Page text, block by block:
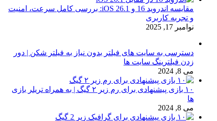
مقایسه اندروید 16 و iOS 26.1: بررسی کامل سرعت، امنیت
و تجربه کاربری
نوامبر 17, 2025
دسترسی به سایت های فیلتر بدون نیاز به فیلتر شکن | دور
زدن فیلترینگ سایت ها
می 8, 2024
۱۰ بازی پیشنهادی برای رم زیر ۲ گیگ | به همراه تریلر بازی
ها
می 8, 2024